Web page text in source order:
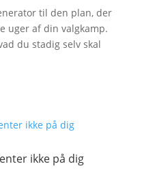
til den plan, der
uger af din valgkamp.
du stadig selv skal
ikke på dig